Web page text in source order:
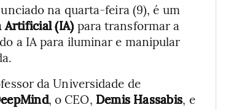
na quarta-feira (9), é um
Artificial (IA) para transformar a
a IA para iluminar e manipular
da Universidade de
, o CEO, Demis Hassabis, e